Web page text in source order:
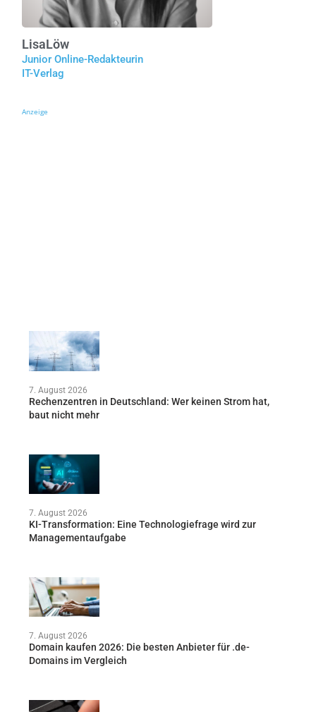
LisaLöw
Junior Online-Redakteurin
IT-Verlag
Anzeige
7. August 2026
Rechenzentren in Deutschland: Wer keinen Strom hat,
baut nicht mehr
7. August 2026
KI-Transformation: Eine Technologiefrage wird zur
Managementaufgabe
7. August 2026
Domain kaufen 2026: Die besten Anbieter für .de-
Domains im Vergleich